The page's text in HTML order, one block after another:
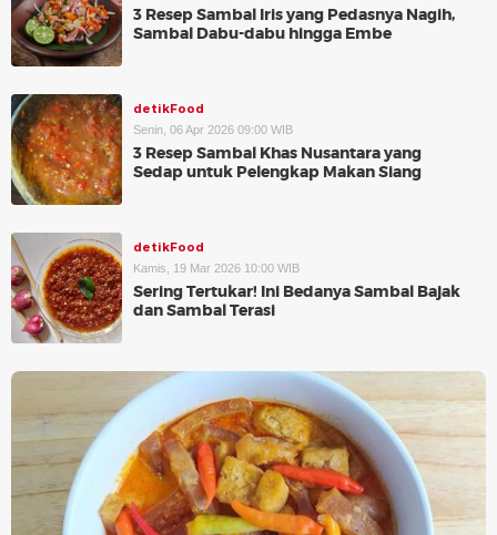
3 Resep Sambal Iris yang Pedasnya Nagih,
Sambal Dabu-dabu hingga Embe
detikFood
Senin, 06 Apr 2026 09:00 WIB
3 Resep Sambal Khas Nusantara yang
Sedap untuk Pelengkap Makan Siang
detikFood
Kamis, 19 Mar 2026 10:00 WIB
Sering Tertukar! Ini Bedanya Sambal Bajak
dan Sambal Terasi